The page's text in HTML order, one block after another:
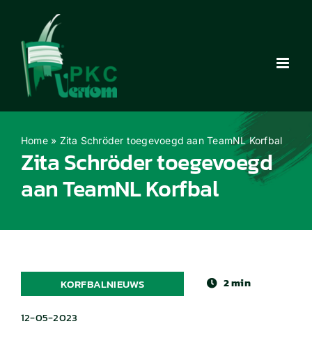
inhoud
Home» Zita Schröder toegevoegd aan TeamNL Korfbal
Zita Schröder toegevoegd
aan TeamNL Korfbal
KORFBALNIEUWS 2 min
12-05-2023